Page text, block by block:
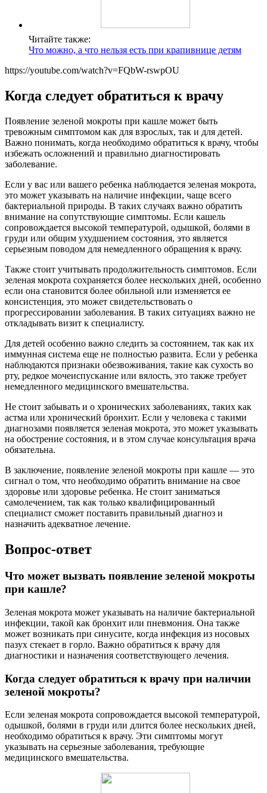
Читайте также:
Что можно, а что нельзя есть при крапивнице детям
https://youtube.com/watch?v=FQbW-rswpOU
Когда следует обратиться к врачу
Появление зеленой мокроты при кашле может быть
тревожным симптомом как для взрослых, так и для детей.
Важно понимать, когда необходимо обратиться к врачу, чтобы
избежать осложнений и правильно диагностировать
заболевание.
Если у вас или вашего ребенка наблюдается зеленая мокрота,
это может указывать на наличие инфекции, чаще всего
бактериальной природы. В таких случаях важно обратить
внимание на сопутствующие симптомы. Если кашель
сопровождается высокой температурой, одышкой, болями в
груди или общим ухудшением состояния, это является
серьезным поводом для немедленного обращения к врачу.
Также стоит учитывать продолжительность симптомов. Если
зеленая мокрота сохраняется более нескольких дней, особенно
если она становится более обильной или изменяется ее
консистенция, это может свидетельствовать о
прогрессировании заболевания. В таких ситуациях важно не
откладывать визит к специалисту.
Для детей особенно важно следить за состоянием, так как их
иммунная система еще не полностью развита. Если у ребенка
наблюдаются признаки обезвоживания, такие как сухость во
рту, редкое мочеиспускание или вялость, это также требует
немедленного медицинского вмешательства.
Не стоит забывать и о хронических заболеваниях, таких как
астма или хронический бронхит. Если у человека с такими
диагнозами появляется зеленая мокрота, это может указывать
на обострение состояния, и в этом случае консультация врача
обязательна.
В заключение, появление зеленой мокроты при кашле — это
сигнал о том, что необходимо обратить внимание на свое
здоровье или здоровье ребенка. Не стоит заниматься
самолечением, так как только квалифицированный
специалист сможет поставить правильный диагноз и
назначить адекватное лечение.
Вопрос-ответ
Что может вызвать появление зеленой мокроты
при кашле?
Зеленая мокрота может указывать на наличие бактериальной
инфекции, такой как бронхит или пневмония. Она также
может возникать при синусите, когда инфекция из носовых
пазух стекает в горло. Важно обратиться к врачу для
диагностики и назначения соответствующего лечения.
Когда следует обратиться к врачу при наличии
зеленой мокроты?
Если зеленая мокрота сопровождается высокой температурой,
одышкой, болями в груди или длится более нескольких дней,
необходимо обратиться к врачу. Эти симптомы могут
указывать на серьезные заболевания, требующие
медицинского вмешательства.